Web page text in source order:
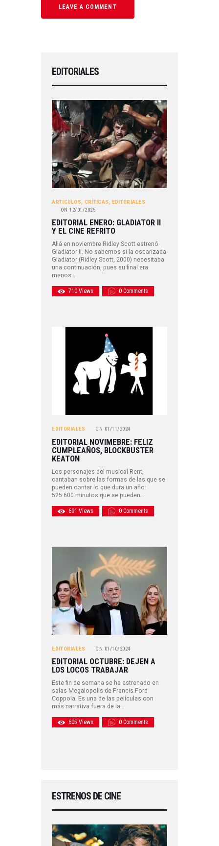
EDITORIALES
ARTÍCULOS CRÍTICAS
EDITORIALES
ON 12/01/2025
EDITORIAL ENERO: GLADIATOR II
Y EL CINE REFRITO
Allá en noviembre Ridley Scott estrenó
Gladiator II. No sabemos si la oscarizada
Gladiator (Ridley Scott, 2000) necesitaba
una continuación, pues su final era
menos…
710 Views 0 Comments
EDITORIALES ON 01/11/2024
EDITORIAL NOVIMEBRE: FELIZ
CUMPLEAÑOS, BLOCKBUSTER
KEATON
Los personajes del musical Rent,
cantaban sobre las formas de las que se
pueden contar lo que dura un año:
525.600 minutos que se pueden…
691 Views 0 Comments
EDITORIALES ON 01/10/2024
EDITORIAL OCTUBRE: DEJEN A
LOS LOCOS TRABAJAR
Este fin de semana se ha estrenado en
salas Megalopolis de Francis Ford
Coppola. Es una de las películas con
más narrativa fuera de la…
605 Views 0 Comments
ESTRENOS DE CINE